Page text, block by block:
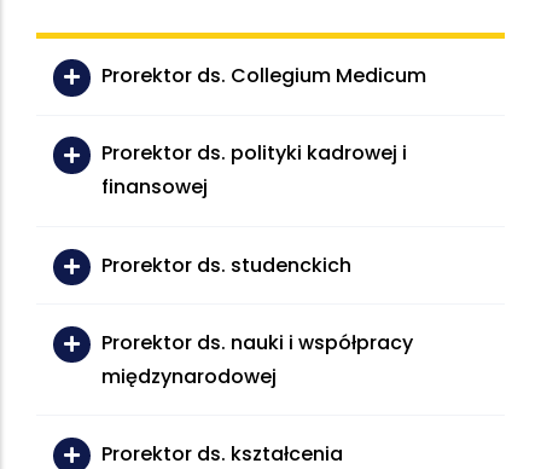
Prorektor ds. Collegium Medicum
Prorektor ds. polityki kadrowej i
finansowej
Prorektor ds. studenckich
Prorektor ds. nauki i współpracy
międzynarodowej
Prorektor ds. kształcenia